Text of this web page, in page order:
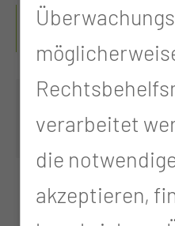
WANN FINDET
Donnerstag
verarbeitet
die
akzeptieren,